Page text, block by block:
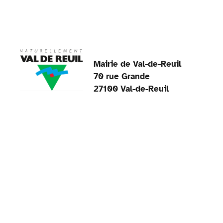
Mairie de Val-de-Reuil
70 rue Grande
27100 Val-de-Reuil